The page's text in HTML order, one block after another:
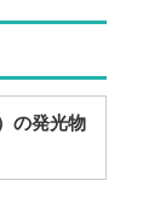
の発光物